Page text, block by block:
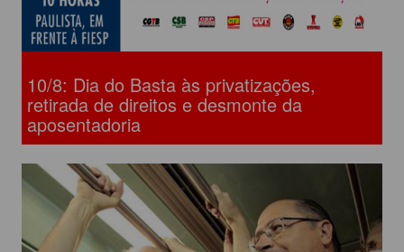
10/8: Dia do Basta às privatizações,
retirada de direitos e desmonte da
aposentadoria